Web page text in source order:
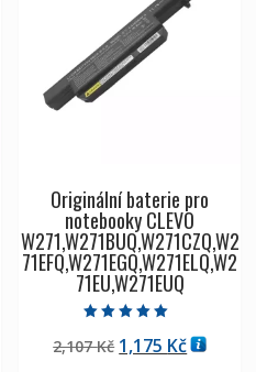
Originální baterie pro
notebooky CLEVO
W271,W271BUQ,W271CZQ,W2
71EFQ,W271EGQ,W271ELQ,W2
71EU,W271EUQ
5.00
z 5
2,107Kč Původní
1,175 Kč